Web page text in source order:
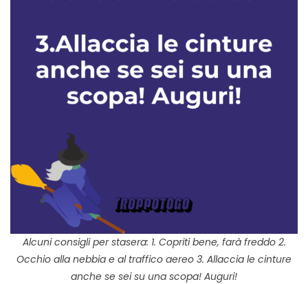
Alcuni consigli per stasera: 1. Copriti bene, farà freddo 2.
Occhio alla nebbia e al traffico aereo 3. Allaccia le cinture
anche se sei su una scopa! Auguri!